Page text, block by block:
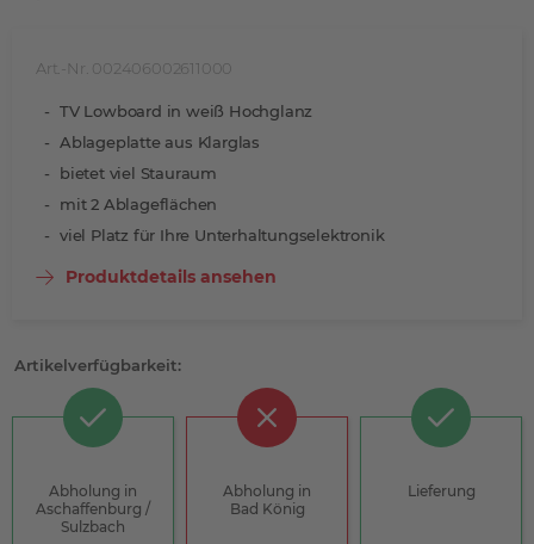
Art.-Nr. 002406002611000
TV Lowboard in weiß Hochglanz
Ablageplatte aus Klarglas
bietet viel Stauraum
mit 2 Ablageflächen
viel Platz für Ihre Unterhaltungselektronik
Produktdetails ansehen
Artikelverfügbarkeit:
Abholung in
Aschaffenburg /
Sulzbach
Abholung in
Bad König
Lieferung